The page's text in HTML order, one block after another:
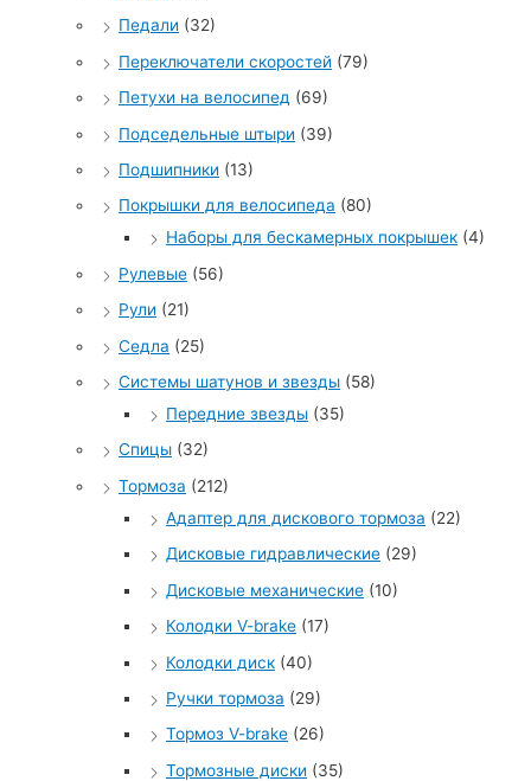
Педали (32)
Переключатели скоростей (79)
Петухи на велосипед (69)
Подседельные штыри (39)
Подшипники (13)
Покрышки для велосипеда (80)
Наборы для бескамерных покрышек (4)
Рулевые (56)
Рули (21)
Седла (25)
Системы шатунов и звезды (58)
Передние звезды (35)
Спицы (32)
Тормоза (212)
Адаптер для дискового тормоза (22)
Дисковые гидравлические (29)
Дисковые механические (10)
Колодки V-brake (17)
Колодки диск (40)
Ручки тормоза (29)
Тормоз V-brake (26)
Тормозные диски (35)